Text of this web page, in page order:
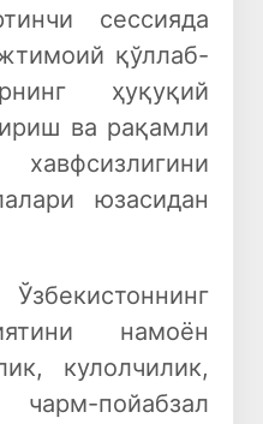
сессияда
қўллаб-
ҳуқуқий
ва рақамли
юзасидан
намоён
кулолчилик,
пойабзал